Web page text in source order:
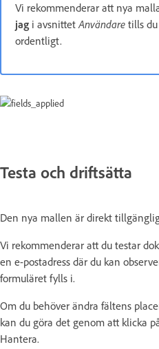
Vi rekommenderar att nya
jag i avsnittetAnvändare tills
ordentligt.
Testa och driftsätta
Den nya mallen är direkt
Vi rekommenderar att du testar
en e-postadress där du kan
formuläret fylls i.
Om du behöver ändra fältens
kan du göra det genom att klicka
Hantera.